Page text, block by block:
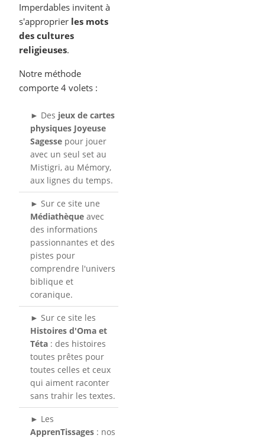
Imperdables invitent à
s'approprier les mots
des cultures
religieuses.
Notre méthode
comporte 4 volets :
► Des jeux de cartes
physiques Joyeuse
Sagesse pour jouer
avec un seul set au
Mistigri, au Mémory,
aux lignes du temps.
► Sur ce site une
Médiathèque avec
des informations
passionnantes et des
pistes pour
comprendre l'univers
biblique et
coranique.
► Sur ce site les
Histoires d'Oma et
Téta : des histoires
toutes prêtes pour
toutes celles et ceux
qui aiment raconter
sans trahir les textes.
► Les
ApprenTissages : nos